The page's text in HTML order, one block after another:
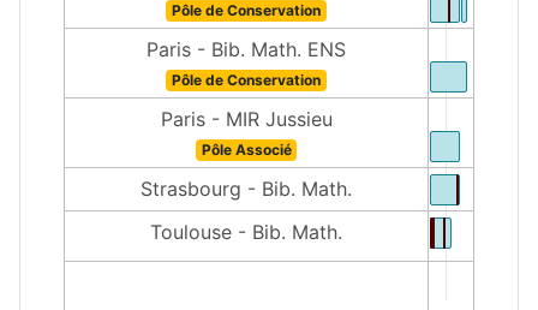
Pôle de Conservation
Paris - Bib. Math. ENS
Pôle de Conservation
Paris - MIR Jussieu
Pôle Associé
Strasbourg - Bib. Math.
Toulouse - Bib. Math.